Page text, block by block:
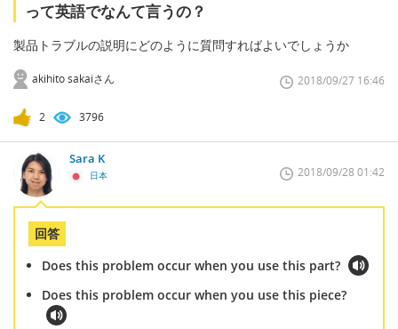
って英語でなんて言うの？
製品トラブルの説明にどのように質問すればよいでしょうか
akihito sakaiさん 2018/09/27 16:46
2 3796
Sara K
日本 2018/09/28 01:42
回答
Does this problem occur when you use this part?
Does this problem occur when you use this piece?